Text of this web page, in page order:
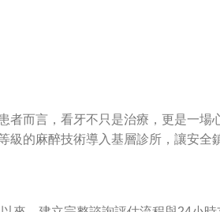
者而言，看牙不只是治療，更是一
級的麻醉技術導入基層診所，讓安全